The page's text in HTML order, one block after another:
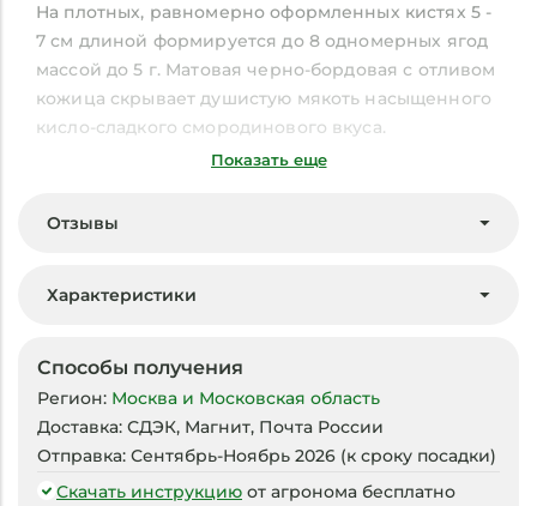
На плотных, равномерно оформленных кистях 5 -
7 см длиной формируется до 8 одномерных ягод
массой до 5 г. Матовая черно-бордовая с отливом
кожица скрывает душистую мякоть насыщенного
кисло-сладкого смородинового вкуса.
обладает отличной транспортабельностью,
Показать еще
Отзывы
Характеристики
Способы получения
Регион: Москва и Московская область
Доставка: СДЭК, Магнит, Почта России
Отправка: Сентябрь-Ноябрь 2026 (к сроку посадки)
Скачать инструкцию от агронома бесплатно